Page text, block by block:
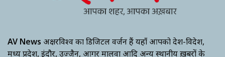
AV News अक्षरविश्व का डिजिटल वर्जन हैं यहाँ आपको देश-विदेश,
मध्य प्रदेश, इंदौर, उज्जैन, आगर मालवा आदि अन्य स्थानीय ख़बरों के